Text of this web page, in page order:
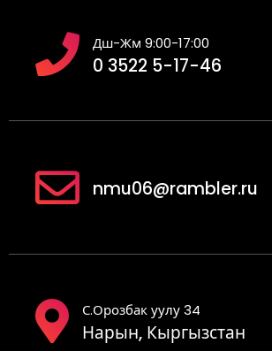
Дш-Жм 9:00-17:00
0 3522 5-17-46
nmu06@rambler.ru
С.Орозбак уулу 34
Нарын, Кыргызстан